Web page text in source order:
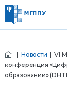
Новости | VI
конференция
образовании»